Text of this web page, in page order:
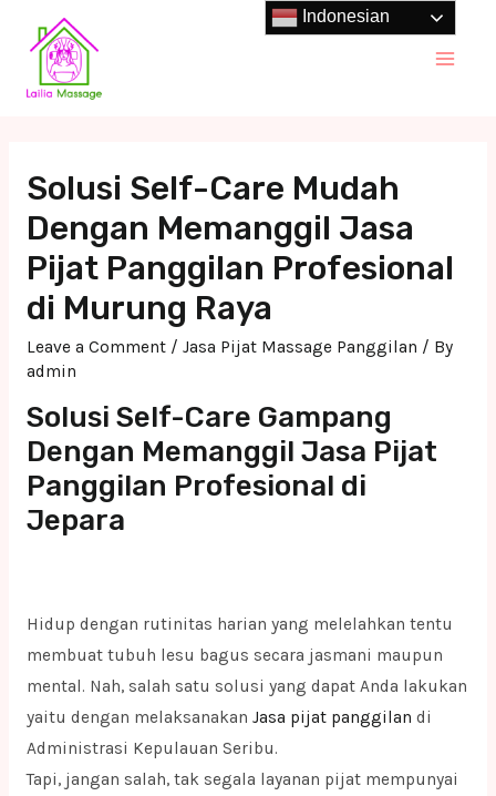
content
Solusi Self-Care Mudah
Dengan Memanggil Jasa
Pijat Panggilan Profesional
di Murung Raya
Leave a Comment / Jasa Pijat Massage Panggilan / By
admin
Solusi Self-Care Gampang
Dengan Memanggil Jasa Pijat
Panggilan Profesional di
Jepara
Hidup dengan rutinitas harian yang melelahkan tentu
membuat tubuh lesu bagus secara jasmani maupun
mental. Nah, salah satu solusi yang dapat Anda lakukan
yaitu dengan melaksanakan Jasa pijat panggilan di
Administrasi Kepulauan Seribu.
Tapi, jangan salah, tak segala layanan pijat mempunyai
Indonesian